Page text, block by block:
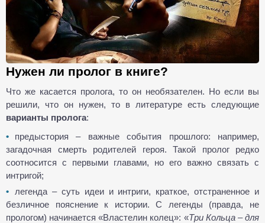
Нужен ли пролог в книге?
Что же касается пролога, то он необязателен. Но если вы
решили, что он нужен, то в литературе есть следующие
варианты пролога:
предыстория – важные события прошлого: например,
загадочная смерть родителей героя. Такой пролог редко
соотносится с первыми главами, но его важно связать с
интригой;
легенда – суть идеи и интриги, краткое, отстраненное и
безличное пояснение к истории. С легенды (правда, не
прологом) начинается «Властелин колец»: «Три Кольца – для